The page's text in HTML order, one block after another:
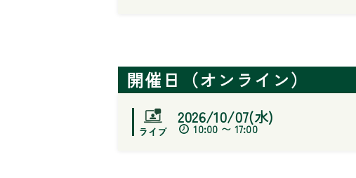
開催日（オンライン）
2026/10/07(水)
10:00 〜 17:00